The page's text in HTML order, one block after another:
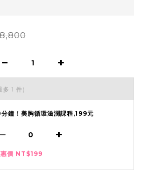
多 1 件)
分鐘！美胸循環滋潤課程,199元
價 NT$199